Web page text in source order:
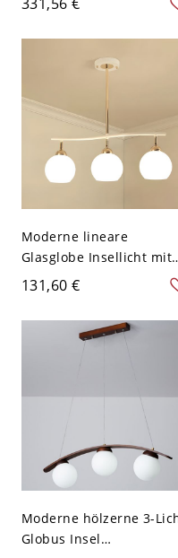
Restaurant - 110V-120V
Moderne lineare
Glasglobe Insellicht mit
einstellbarer
Aufhängehöhe - 110V-
120V Weiß 64,77 cm
131,60 €
Moderne hölzerne 3-
Globus Insel